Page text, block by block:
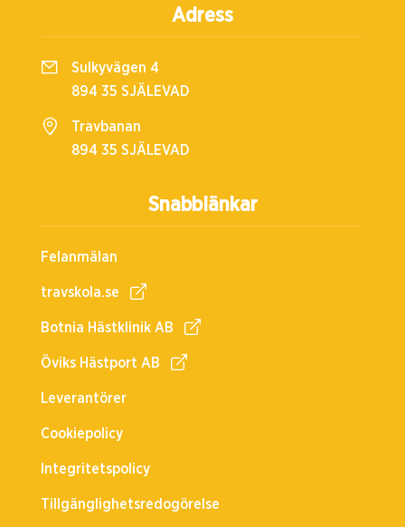
Snabblänkar
Felanmälan
travskola.se
Botnia Hästklinik AB
Öviks Hästport AB
Leverantörer
Cookiepolicy
Integritetspolicy
Tillgänglighetsredogörelse
Adress
Sulkyvägen 4
894 35 SJÄLEVAD
Travbanan
894 35 SJÄLEVAD